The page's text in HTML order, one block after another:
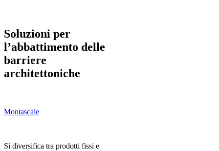
Soluzioni per
l’abbattimento delle
barriere
architettoniche
Montascale
Si diversifica tra prodotti fissi e